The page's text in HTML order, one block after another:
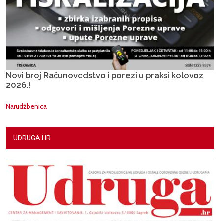
Novi broj Računovodstvo i porezi u praksi kolovoz
2026.!
Narudžbenica
UDRUGA.HR